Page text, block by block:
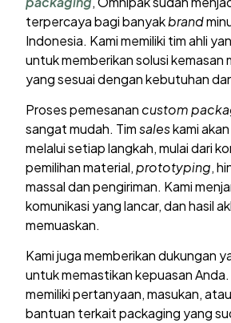
terpercaya bagi banyakbrand
Indonesia. Kami memiliki tim ahli
untuk memberikan solusi kemasan
yang sesuai dengan kebutuhan
Proses pemesanan custom
sangat mudah. Timsaleskami
melalui setiap langkah, mulai dari
pemilihan material,prototyping,
massal dan pengiriman. Kami
komunikasi yang lancar, dan hasil
memuaskan.
Kami juga memberikan dukungan
untuk memastikan kepuasan Anda.
memiliki pertanyaan, masukan,
bantuan terkait packaging yang